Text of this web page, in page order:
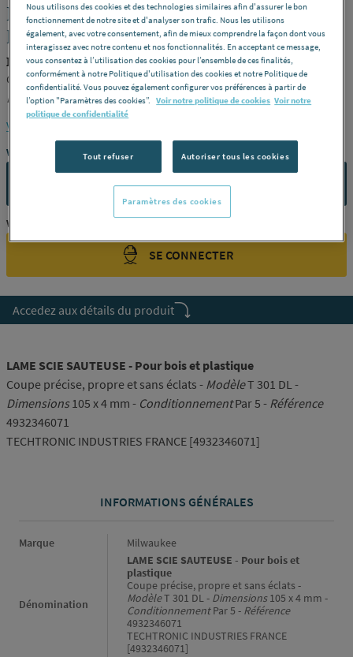
LAME SCIE SAUTEUSE - Pour bois et
plastique
MILWAUKEE 4932346071
Coupe précise, propre et sans éclats -ModèleT 301 DL -
Dimensions105 x 4 mm -ConditionnementPar 5 -Référence
4932346071
Voir la description complète
Vous avez un projet ?
CONTACTEZ-NOUS
Vous êtes un professionnel ?
SE CONNECTER
Accedez aux détails du produit
LAME SCIE SAUTEUSE - Pour bois et plastique
Coupe précise, propre et sans éclats - ModèleT 301 DL -
Dimensions 105 x 4 mm - ConditionnementPar 5 - Référence
4932346071
TECHTRONIC INDUSTRIES FRANCE [4932346071]
INFORMATIONS GÉNÉRALES
Informations générales
Marque Milwaukee
Dénomination
LAME SCIE SAUTEUSE - Pour bois et
plastique
Coupe précise, propre et sans éclats -
ModèleT 301 DL - Dimensions105 x 4 mm -
ConditionnementPar 5 - Référence
4932346071
TECHTRONIC INDUSTRIES FRANCE
[4932346071]
Nous utilisons des cookies et des technologies similaires afin d'assurer le bon
fonctionnement de notre site et d'analyser son trafic. Nous les utilisons
également, avec votre consentement, afin de mieux comprendre la façon dont vous
interagissez avec notre contenu et nos fonctionnalités. En acceptant ce message,
vous consentez à l’utilisation des cookies pour l’ensemble de ces finalités,
conformément à notre Politique d'utilisation des cookies et notre Politique de
confidentialité. Vous pouvez également configurer vos préférences à partir de
l’option "Paramètres des cookies”. Voir notre politique de cookies Voir notre
politique de confidentialité
Tout refuser Autoriser tous les cookies
Paramètres des cookies